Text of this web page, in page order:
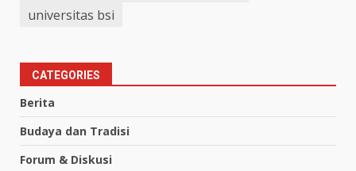
universitas bsi
CATEGORIES
Berita
Budaya dan Tradisi
Forum & Diskusi